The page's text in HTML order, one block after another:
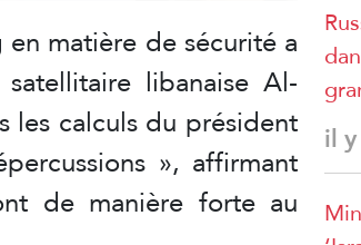
matière de sécurité a
libanaise Al-
les calculs du président
», affirmant
de manière forte au
il